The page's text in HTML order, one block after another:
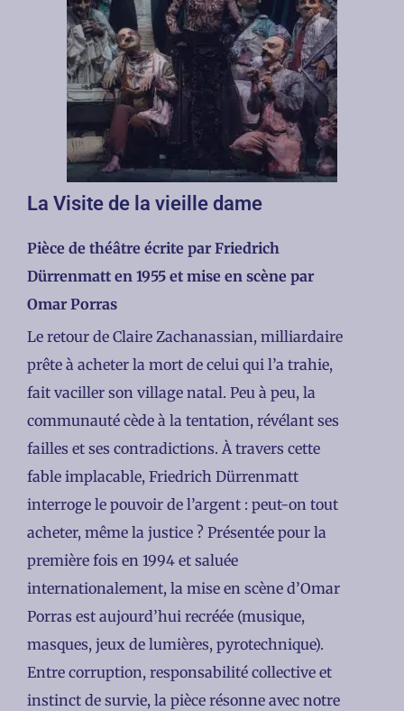
La Visite de la vieille dame
Pièce de théâtre écrite par Friedrich
Dürrenmatt en 1955 et mise en scène par
Omar Porras
Le retour de Claire Zachanassian, milliardaire
prête à acheter la mort de celui qui l’a trahie,
fait vaciller son village natal. Peu à peu, la
communauté cède à la tentation, révélant ses
failles et ses contradictions. À travers cette
fable implacable, Friedrich Dürrenmatt
interroge le pouvoir de l’argent : peut-on tout
acheter, même la justice ? Présentée pour la
première fois en 1994 et saluée
internationalement, la mise en scène d’Omar
Porras est aujourd’hui recréée (musique,
masques, jeux de lumières, pyrotechnique).
Entre corruption, responsabilité collective et
instinct de survie, la pièce résonne avec notre